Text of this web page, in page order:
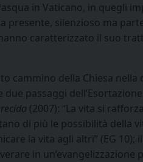
in Vaticano, in quegli
silenzioso ma
caratterizzato il suo
cammino della Chiesa
passaggi
(2007): “La vita si
di più le possibilità della
la vita agli altri” (EG 10);
in un’evangelizzazione